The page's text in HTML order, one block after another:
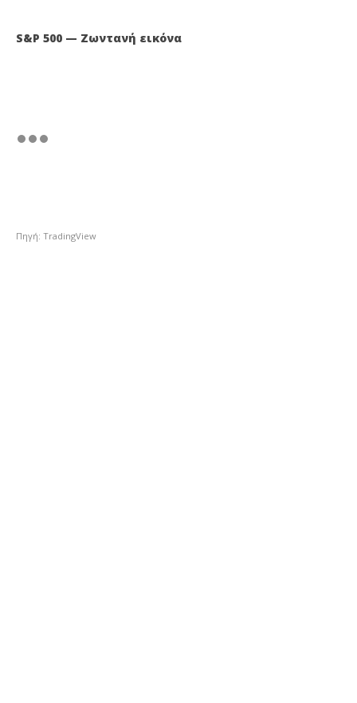
S&P 500 — Ζωντανή εικόνα
Πηγή: TradingView